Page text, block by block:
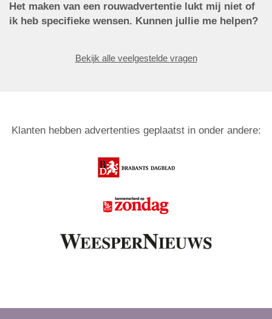
Het maken van een rouwadvertentie lukt mij niet of
ik heb specifieke wensen. Kunnen jullie me helpen?
Bekijk alle veelgestelde vragen
Klanten hebben advertenties geplaatst in onder andere: